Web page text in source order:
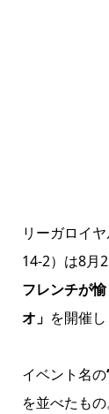
リーガロイ
14-2）は8月2
フレンチが
オ」 を開催し
イベント名の
を並べたも